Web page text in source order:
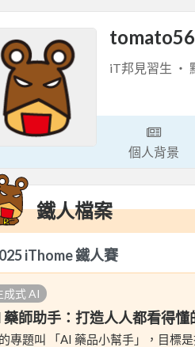
iT邦見習生 ‧
個人背景
鐵人檔案
iThome 鐵人賽
成式 AI
藥師助手：打造人人都看得懂
專題叫 「AI 藥品小幫手」，目標